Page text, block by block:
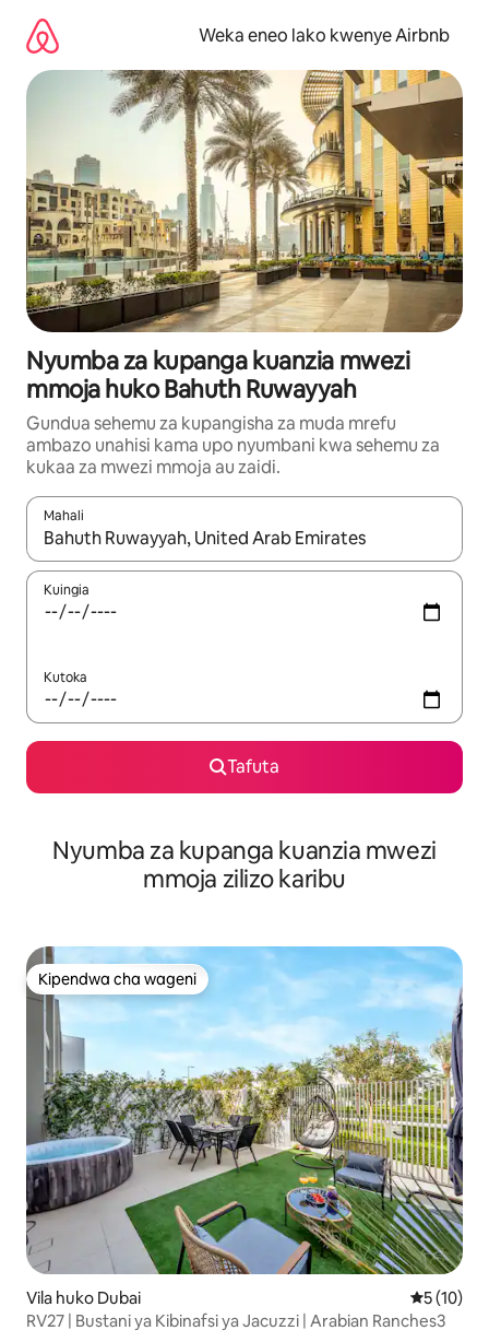
kwenda
kwenye
maudhui
Weka eneo lako kwenye Airbnb
Nyumba za kupanga kuanzia mwezi
mmoja huko Bahuth Ruwayyah
Gundua sehemu za kupangisha za muda mrefu
ambazo unahisi kama upo nyumbani kwa sehemu za
kukaa za mwezi mmoja au zaidi.
Mahali
Wakati matokeo yanapatikana, vinjari kwa kutumia vitufe vya
Kuingia
Kutoka
Tafuta
Nyumba za kupanga kuanzia mwezi
mmoja zilizo karibu
Kipendwa cha wageni
Kipendwa cha wageni
Vila huko Dubai Ukadiriaji
5 (10)
RV27 | Bustani ya Kibinafsi ya Jacuzzi | Arabian Ranches3